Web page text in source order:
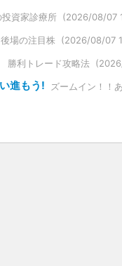
資家診療所 (2026/08/07
後場の注目株 (2026/08/07
勝利トレード攻略法
進もう! ズームイン！！